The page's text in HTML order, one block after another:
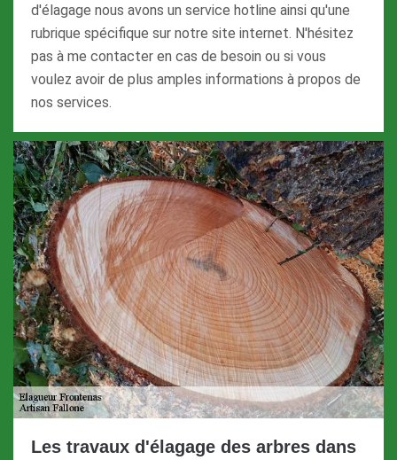
d'élagage nous avons un service hotline ainsi qu'une
rubrique spécifique sur notre site internet. N'hésitez
pas à me contacter en cas de besoin ou si vous
voulez avoir de plus amples informations à propos de
nos services.
Les travaux d'élagage des arbres dans